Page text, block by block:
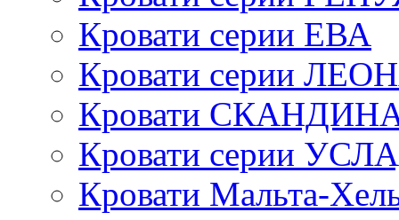
Кровати серии ЕВА
Кровати серии
Кровати
Кровати серии
Кровати Мальта-